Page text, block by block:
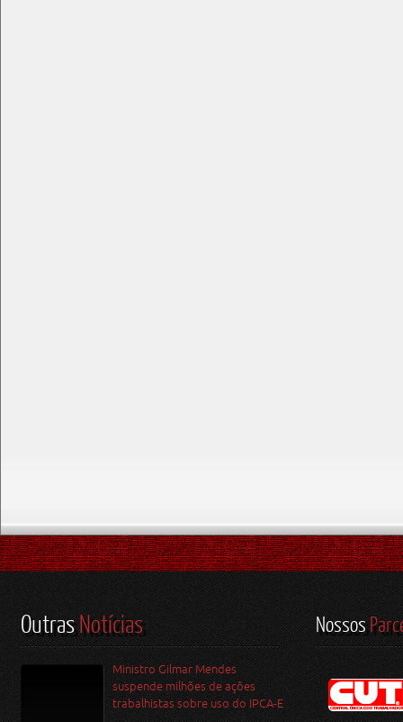
OutrasNotícias
Ministro Gilmar Mendes
suspende milhões de ações
trabalhistas sobre uso do IPCA-E
Nossos